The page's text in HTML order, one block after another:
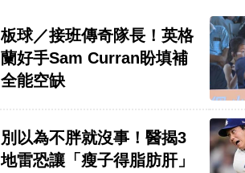
板球／接班傳奇隊長！英格
蘭好手Sam Curran盼填補
全能空缺
別以為不胖就沒事！醫揭3
地雷恐讓「瘦子得脂肪肝」